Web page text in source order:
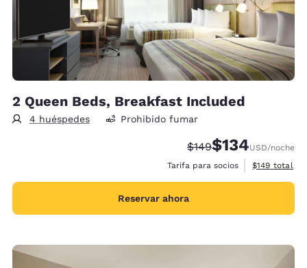
2 Queen Beds, Breakfast Included
4 huéspedes Prohibido fumar
Precio tachado:
$149Precio con
$134USD/noche
Tarifa para socios
Ver detalles
$149 total
Reservar ahora